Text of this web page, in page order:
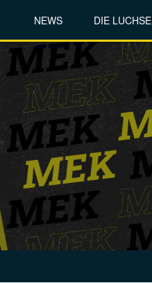
NEWS DIE LUCHSE